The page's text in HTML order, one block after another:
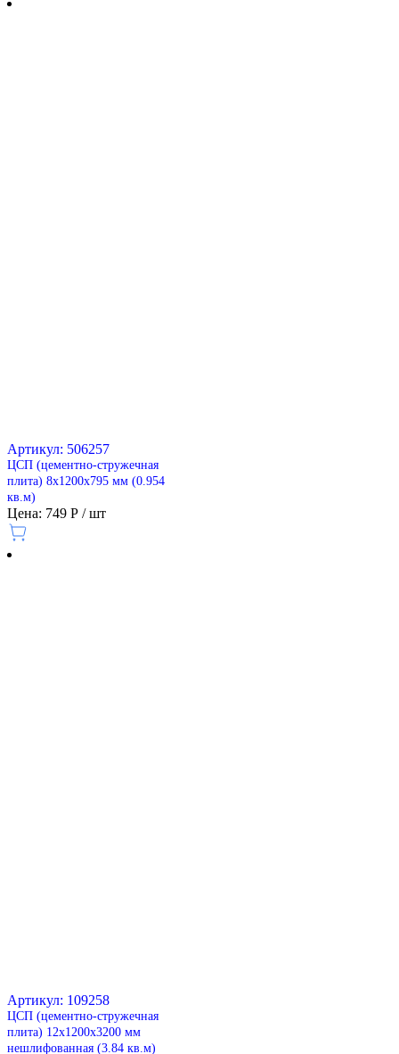
Артикул: 506257
ЦСП (цементно-стружечная
плита) 8х1200х795 мм (0.954
кв.м)
Цена: 749 Р / шт
Артикул: 109258
ЦСП (цементно-стружечная
плита) 12х1200х3200 мм
нешлифованная (3.84 кв.м)